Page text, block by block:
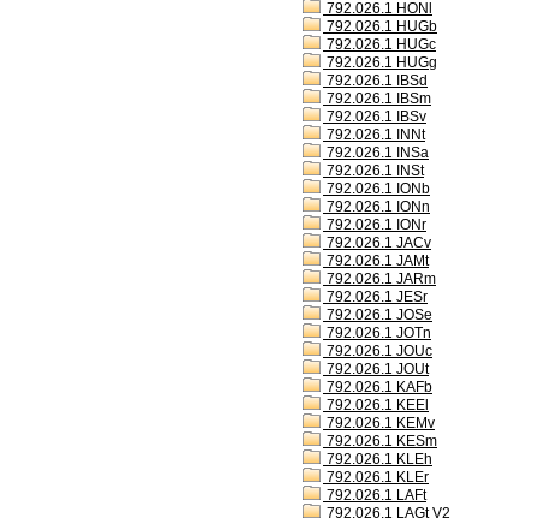
792.026.1 HONl
792.026.1 HUGb
792.026.1 HUGc
792.026.1 HUGg
792.026.1 IBSd
792.026.1 IBSm
792.026.1 IBSv
792.026.1 INNt
792.026.1 INSa
792.026.1 INSt
792.026.1 IONb
792.026.1 IONn
792.026.1 IONr
792.026.1 JACv
792.026.1 JAMt
792.026.1 JARm
792.026.1 JESr
792.026.1 JOSe
792.026.1 JOTn
792.026.1 JOUc
792.026.1 JOUt
792.026.1 KAFb
792.026.1 KEEl
792.026.1 KEMv
792.026.1 KESm
792.026.1 KLEh
792.026.1 KLEr
792.026.1 LAFt
792.026.1 LAGt V2